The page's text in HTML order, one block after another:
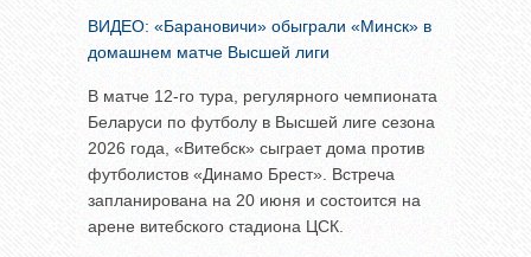
ВИДЕО: «Барановичи» обыграли «Минск» в
домашнем матче Высшей лиги
В матче 12-го тура, регулярного чемпионата
Беларуси по футболу в Высшей лиге сезона
2026 года, «Витебск» сыграет дома против
футболистов «Динамо Брест». Встреча
запланирована на 20 июня и состоится на
арене витебского стадиона ЦСК.